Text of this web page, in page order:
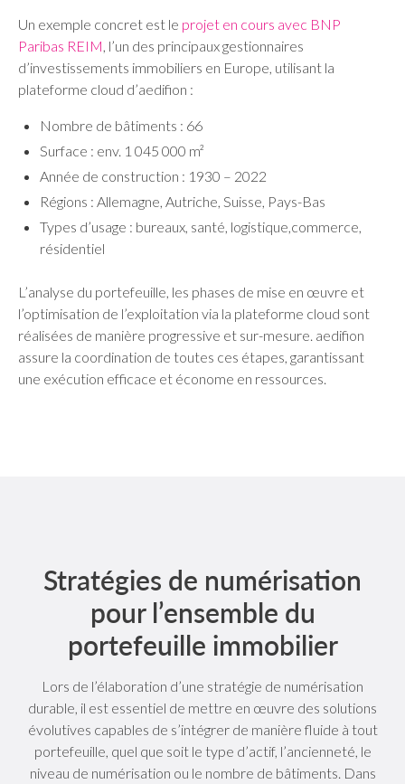
Un exemple concret est le projet en cours avec BNP
Paribas REIM , l’un des principaux gestionnaires
d’investissements immobiliers en Europe, utilisant la
plateforme cloud d’aedifion :
Nombre de bâtiments : 66
Surface : env. 1 045 000 m²
Année de construction : 1930 – 2022
Régions : Allemagne, Autriche, Suisse, Pays-Bas
Types d’usage : bureaux, santé, logistique,commerce,
résidentiel
L’analyse du portefeuille, les phases de mise en œuvre et
l’optimisation de l’exploitation via la plateforme cloud sont
réalisées de manière progressive et sur-mesure. aedifion
assure la coordination de toutes ces étapes, garantissant
une exécution efficace et économe en ressources.
Stratégies de numérisation
pour l’ensemble du
portefeuille immobilier
Lors de l’élaboration d’une stratégie de numérisation
durable, il est essentiel de mettre en œuvre des solutions
évolutives capables de s’intégrer de manière fluide à tout
portefeuille, quel que soit le type d’actif, l’ancienneté, le
niveau de numérisation ou le nombre de bâtiments. Dans